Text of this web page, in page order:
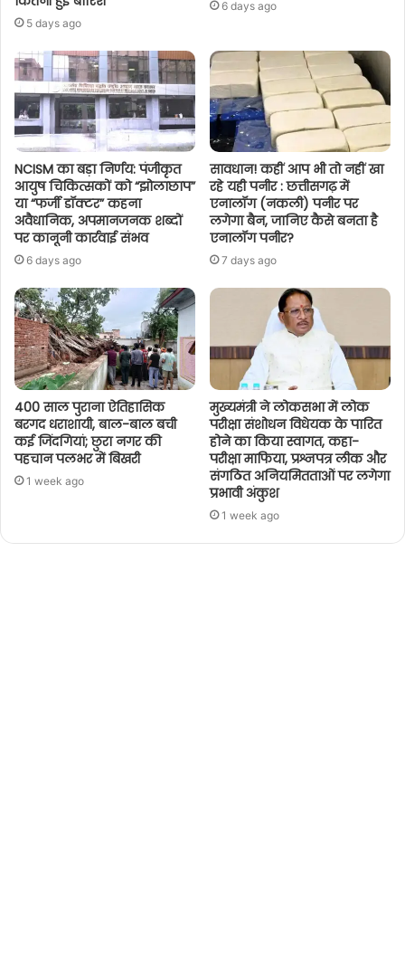
5 days ago
6 days ago
NCISM का बड़ा निर्णय: पंजीकृत
आयुष चिकित्सकों को “झोलाछाप”
या “फर्जी डॉक्टर” कहना
अवैधानिक, अपमानजनक शब्दों
पर कानूनी कार्रवाई संभव
6 days ago
सावधान! कहीं आप भी तो नहीं खा
रहे यही पनीर : छत्तीसगढ़ में
एनालॉग (नकली) पनीर पर
लगेगा बैन, जानिए कैसे बनता है
एनालॉग पनीर?
7 days ago
400 साल पुराना ऐतिहासिक
बरगद धराशायी, बाल-बाल बची
कई जिंदगियां; छुरा नगर की
पहचान पलभर में बिखरी
1 week ago
मुख्यमंत्री ने लोकसभा में लोक
परीक्षा संशोधन विधेयक के पारित
होने का किया स्वागत, कहा-
परीक्षा माफिया, प्रश्नपत्र लीक और
संगठित अनियमितताओं पर लगेगा
प्रभावी अंकुश
1 week ago